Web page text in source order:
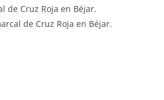
de Cruz Roja en Béjar.
de Cruz Roja en Béjar.